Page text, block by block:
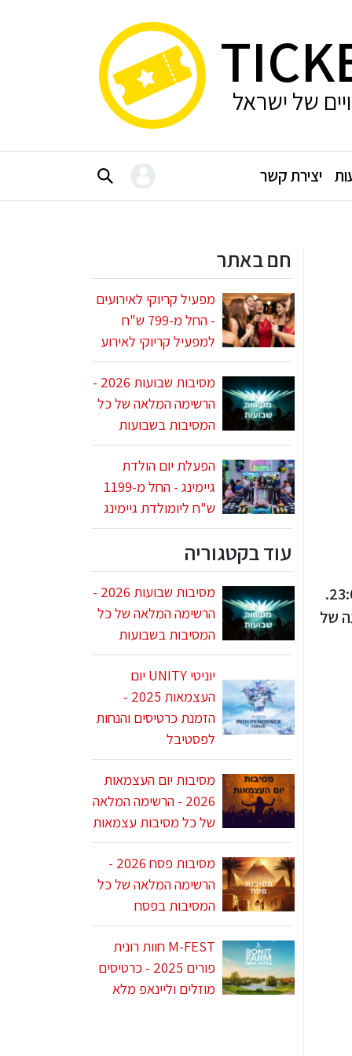
של ישראל
יצירת קשר
פסטיבל רומרס בפארק אריאל שרון יום העצמאות 2025 יתקיים ביום חמישי, 1.5 החל מהשעה 16:00 ועד 23:00.
של
חם באתר
מפעיל קריוקי לאירועים
- החל מ-799 ש"ח
למפעיל קריוקי לאירוע
מסיבות שבועות 2026 -
הרשימה המלאה של כל
המסיבות בשבועות
הפעלת יום הולדת
גיימינג - החל מ-1199
ש"ח ליומולדת גיימינג
עוד בקטגוריה
מסיבות שבועות 2026 -
הרשימה המלאה של כל
המסיבות בשבועות
יוניטי UNITY יום
העצמאות 2025 -
הזמנת כרטיסים והנחות
לפסטיבל
מסיבות יום העצמאות
2026 - הרשימה המלאה
של כל מסיבות עצמאות
מסיבות פסח 2026 -
הרשימה המלאה של כל
המסיבות בפסח
M-FEST חוות רונית
פורים 2025 - כרטיסים
מוזלים וליינאפ מלא